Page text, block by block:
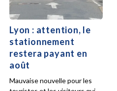
Lyon : attention, le
stationnement
restera payant en
août
Mauvaise nouvelle pour les